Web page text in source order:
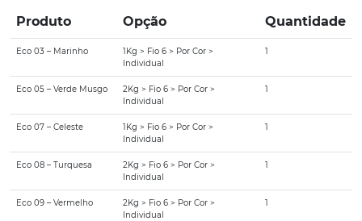
Produto Opção Quantidade
Eco 03 – Marinho
1Kg > Fio 6 > Por Cor >
Individual
1
Eco 05 – Verde Musgo
2Kg > Fio 6 > Por Cor >
Individual
1
Eco 07 – Celeste
1Kg > Fio 6 > Por Cor >
Individual
1
Eco 08 – Turquesa
2Kg > Fio 6 > Por Cor >
Individual
1
Eco 09 – Vermelho
2Kg > Fio 6 > Por Cor >
Individual
1